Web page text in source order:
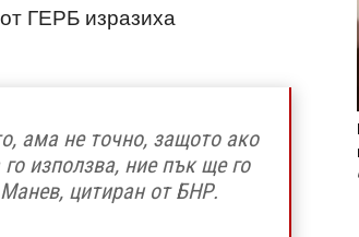
ГЕРБ изразиха
ама не точно, защото ако
използва, ние пък ще го
цитиран от БНР.